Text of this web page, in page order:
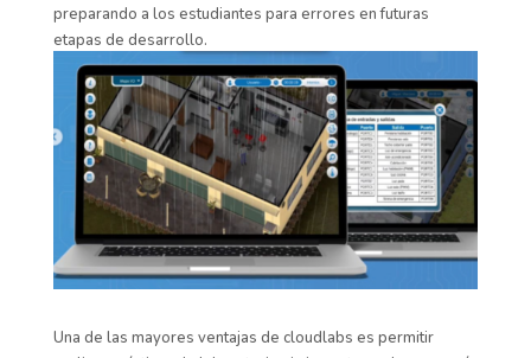
preparando a los estudiantes para errores en futuras
etapas de desarrollo.
Una de las mayores ventajas de cloudlabs es permitir